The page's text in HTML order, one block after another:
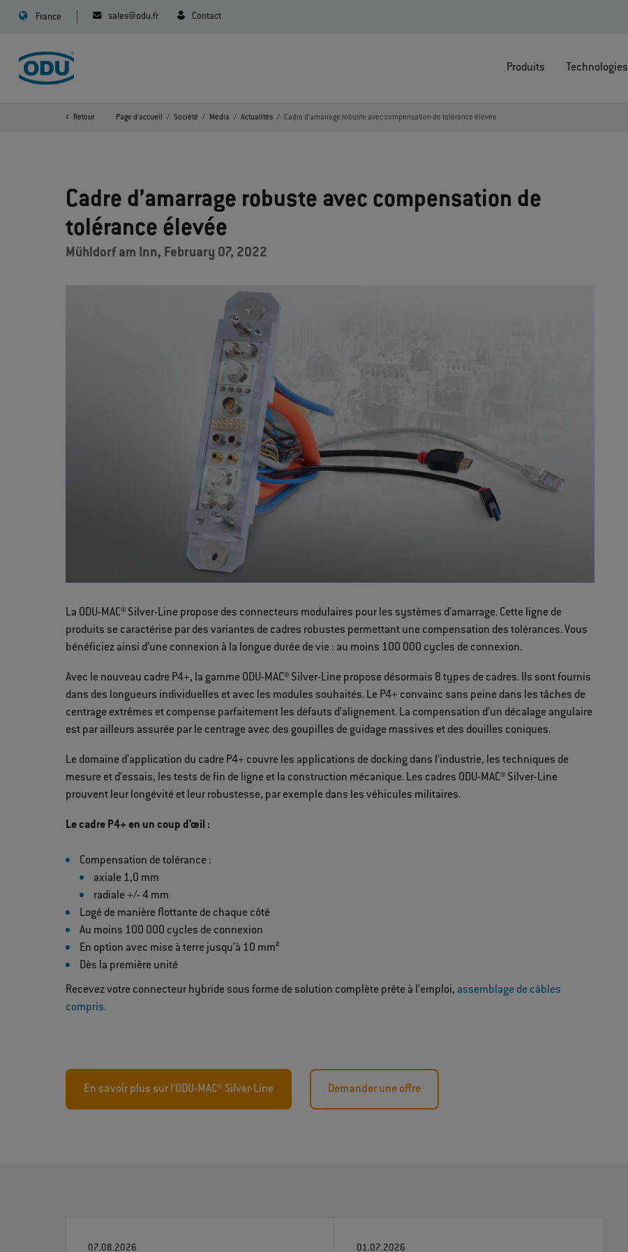
France sales@odu.fr Contact
Produits Technologies
Retour Page d'accueil Société Media Actualités Cadre d’amarrage robuste avec compensation de tolérance élevée
Cadre d’amarrage robuste avec compensation de
tolérance élevée
Mühldorf am Inn, February 07, 2022
La ODU-MAC® Silver-Line propose des connecteurs modulaires pour les systèmes d’amarrage. Cette ligne de
produits se caractérise par des variantes de cadres robustes permettant une compensation des tolérances. Vous
bénéficiez ainsi d’une connexion à la longue durée de vie : au moins 100 000 cycles de connexion.
Avec le nouveau cadre P4+, la gamme ODU-MAC® Silver-Line propose désormais 8 types de cadres. Ils sont fournis
dans des longueurs individuelles et avec les modules souhaités. Le P4+ convainc sans peine dans les tâches de
centrage extrêmes et compense parfaitement les défauts d’alignement. La compensation d’un décalage angulaire
est par ailleurs assurée par le centrage avec des goupilles de guidage massives et des douilles coniques.
Le domaine d’application du cadre P4+ couvre les applications de docking dans l’industrie, les techniques de
mesure et d’essais, les tests de fin de ligne et la construction mécanique. Les cadres ODU-MAC® Silver-Line
prouvent leur longévité et leur robustesse, par exemple dans les véhicules militaires.
Le cadre P4+ en un coup d’œil :
Compensation de tolérance :
axiale 1,0 mm
radiale +/- 4 mm
Logé de manière flottante de chaque côté
Au moins 100 000 cycles de connexion
En option avec mise à terre jusqu’à 10 mm²
Dès la première unité
Recevez votre connecteur hybride sous forme de solution complète prête à l’emploi, assemblage de câbles
compris.
En savoir plus sur l’ODU-MAC® Silver-Line Demander une offre
07.08.2026 01.07.2026